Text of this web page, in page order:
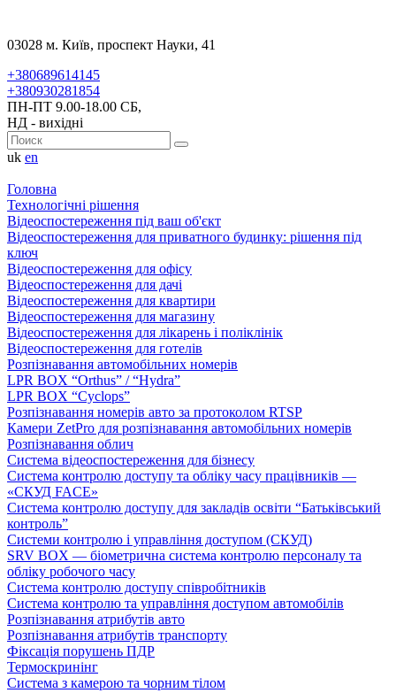
03028 м. Київ, проспект Науки, 41
+380689614145
+380930281854
ПН-ПТ 9.00-18.00 СБ,
НД - вихідні
uk en
Головна
Технологічні рішення
Відеоспостереження під ваш об'єкт
Відеоспостереження для приватного будинку: рішення під
ключ
Відеоспостереження для офісу
Відеоспостереження для дачі
Відеоспостереження для квартири
Відеоспостереження для магазину
Відеоспостереження для лікарень і поліклінік
Відеоспостереження для готелів
Розпізнавання автомобільних номерів
LPR BOX “Orthus” / “Hydra”
LPR BOX “Cyclops”
Розпізнавання номерів авто за протоколом RTSP
Камери ZetPro для розпізнавання автомобільних номерів
Розпізнавання облич
Система відеоспостереження для бізнесу
Система контролю доступу та обліку часу працівників —
«СКУД FACE»
Система контролю доступу для закладів освіти “Батьківський
контроль”
Системи контролю і управління доступом (СКУД)
SRV BOX — біометрична система контролю персоналу та
обліку робочого часу
Система контролю доступу співробітників
Система контролю та управління доступом автомобілів
Розпізнавання атрибутів авто
Розпізнавання атрибутів транспорту
Фіксація порушень ПДР
Термоскринінг
Система з камерою та чорним тілом